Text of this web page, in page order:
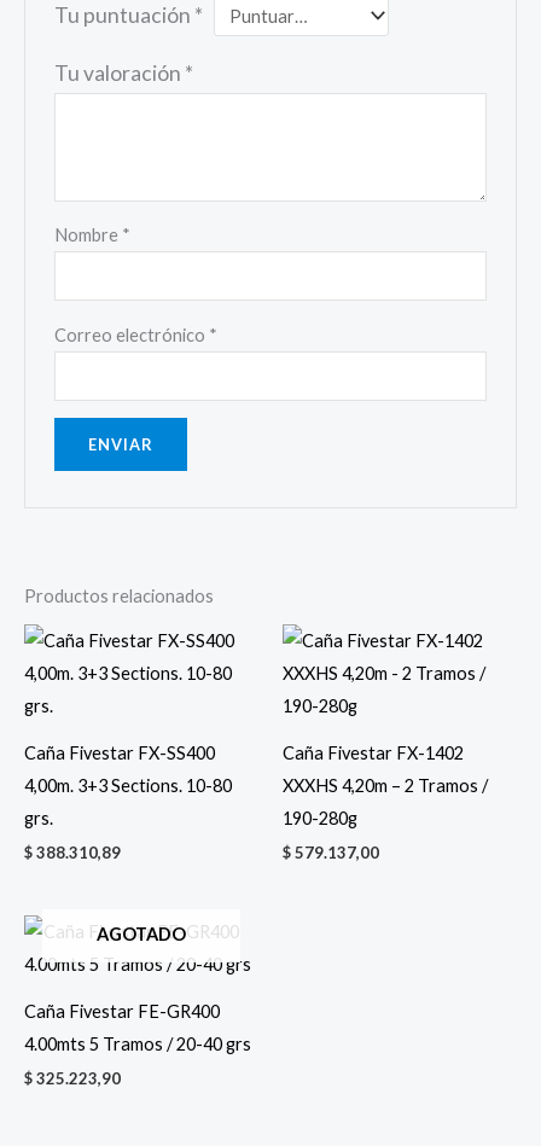
Tu puntuación *
Tu valoración *
Nombre *
Correo electrónico *
Productos relacionados
Caña Fivestar FX-SS400
4,00m. 3+3 Sections. 10-80
grs.
$388.310,89
Caña Fivestar FX-1402
XXXHS 4,20m – 2 Tramos /
190-280g
$579.137,00
AGOTADO
Caña Fivestar FE-GR400
4.00mts 5 Tramos / 20-40 grs
$325.223,90